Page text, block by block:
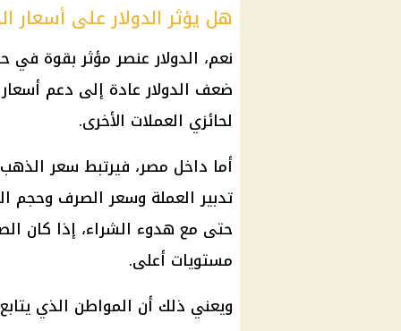
هل يؤثر الدولار على
نعم، الدولارعنصر مؤثر بقوة في
ضعف الدولارعادة إلى دعم
لحائزي العملات الأخرى.
أما داخل مصر، فيرتبط سعر الذهب
تدبير العملة وسعر الصرف وحجم
حتى مع هدوء الشراء، إذا كان
مستويات أعلى.
ويعني ذلك أن المواطن الذي